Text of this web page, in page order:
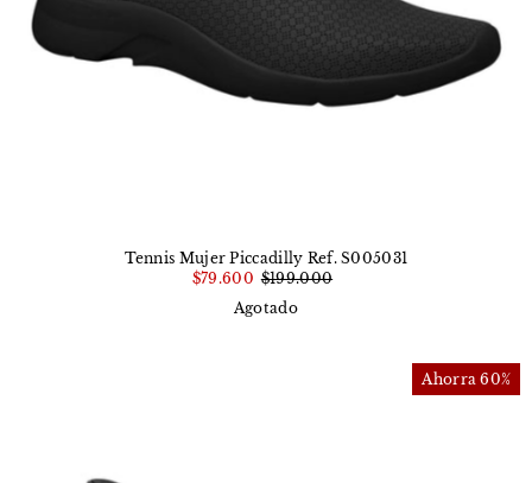
Tennis Mujer Piccadilly Ref. S005031
$79.600 $199.000
Agotado
Ahorra 60%